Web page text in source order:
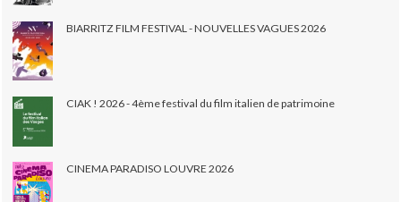
BIARRITZ FILM FESTIVAL - NOUVELLES VAGUES 2026
CIAK ! 2026 - 4ème festival du film italien de patrimoine
CINEMA PARADISO LOUVRE 2026